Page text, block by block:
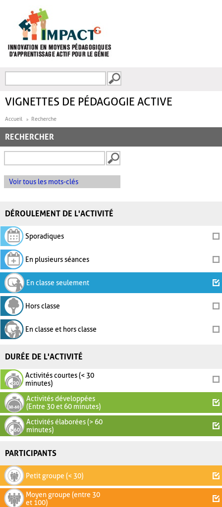
FORMULAIRE DE
VIGNETTES DE PÉDAGOGIE ACTIVE
Accueil Recherche
RECHERCHER
Voir tous les mots-clés
DÉROULEMENT DE L'ACTIVITÉ
Sporadiques
En plusieurs séances
En classe seulement
Hors classe
En classe et hors classe
DURÉE DE L'ACTIVITÉ
Activités courtes (< 30
minutes)
Activités développées
(Entre 30 et 60 minutes)
Activités élaborées (> 60
minutes)
PARTICIPANTS
Petit groupe (< 30)
Moyen groupe (entre 30
et 100)